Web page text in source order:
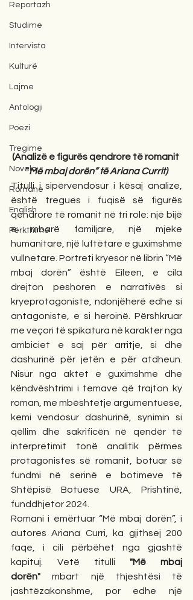
Reportazh
Studime
Intervista
Kulturë
Lajme
Antologji
Poezi
Tregime
Novela
Romane
English
Përkthime
(Analizë e figurës qendrore të romanit
“Më mbaj dorën” të Ariana Currit)
Titulli i sipërvendosur i kësaj analize,
është tregues i fuqisë së figurës
qendrore të romanit në tri role: një bijë
e mbarë familjare, një mjeke
humanitare, një luftëtare e guximshme
vullnetare. Portreti kryesor në librin “Më
mbaj dorën” është Eileen, e cila
drejton peshoren e narrativës si
kryeprotagoniste, ndonjëherë edhe si
antagoniste, e si heroinë. Përshkruar
me veçori të spikatura në karakter nga
ambiciet e saj për arritje, si dhe
dashurinë për jetën e për atdheun.
Nisur nga aktet e guximshme dhe
këndvështrimi i temave që trajton ky
roman, me mbështetje argumentuese,
kemi vendosur dashurinë, synimin si
qëllim dhe sakrificën në qendër të
interpretimit tonë analitik përmes
protagonistes së romanit, botuar së
fundmi në serinë e botimeve të
Shtëpisë Botuese URA, Prishtinë,
funddhjetor 2024.
Romani i emërtuar “Më mbaj dorën”, i
autores Ariana Curri, ka gjithsej 200
faqe, i cili përbëhet nga gjashtë
kapituj. Vetë titulli "Më mbaj
dorën" mbart një thjeshtësi të
jashtëzakonshme, por edhe një